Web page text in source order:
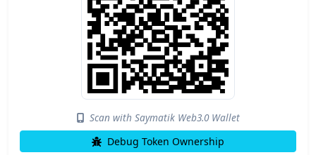
Scan with Saymatik Web3.0 Wallet
Debug Token Ownership